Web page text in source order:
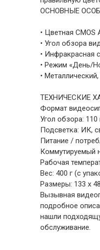
ОСНОВНЫЕ
• Цветная
• Угол обзора
• Инфракрасная
• Режим «День/
•
ТЕХНИЧЕСКИЕ
Формат
Угол обзора: 110
Подсветка: ИК,
Питание /
Коммутируемый
Рабочая
Вес: 400 г (с
Размеры: 133 х
Вызывная
подробное
нашли
обслуживание.